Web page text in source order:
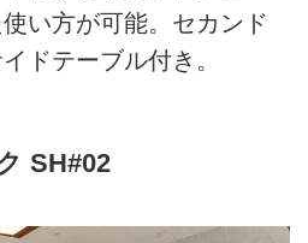
い方が可能。セカンド
ドテーブル付き。
SH#02